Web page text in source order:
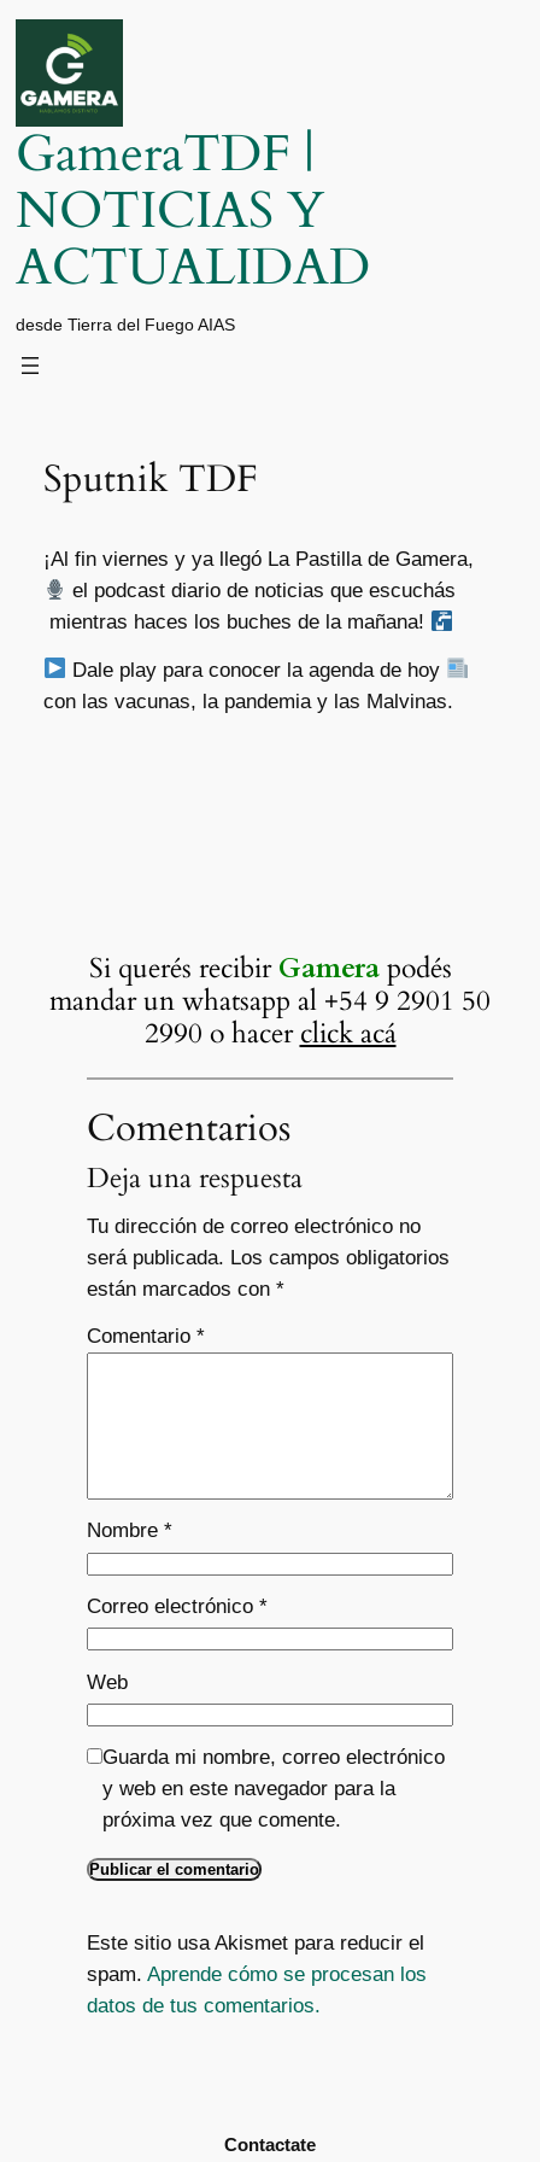
Saltar
contenido
GameraTDF |
NOTICIAS Y
ACTUALIDAD
desde Tierra del Fuego AIAS
Sputnik TDF
¡Al fin viernes y ya llegó La Pastilla de Gamera,
el podcast diario de noticias que escuchás
mientras haces los buches de la mañana!
Dale play para conocer la agenda de hoy
con las vacunas, la pandemia y las Malvinas.
Si querés recibirGamerapodés
mandar un whatsapp al +54 9 2901 50
2990 o hacerclick acá
Comentarios
Deja una respuesta
Tu dirección de correo electrónico no
será publicada. Los campos obligatorios
están marcados con *
Comentario *
Nombre *
Correo electrónico *
Web
Guarda mi nombre, correo electrónico
y web en este navegador para la
próxima vez que comente.
Este sitio usa Akismet para reducir el
spam. Aprende cómo se procesan los
datos de tus comentarios.
Contactate